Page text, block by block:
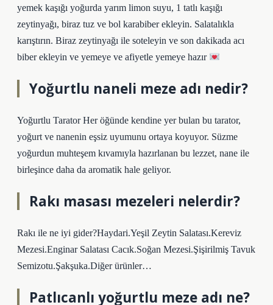
yemek kaşığı yoğurda yarım limon suyu, 1 tatlı kaşığı
zeytinyağı, biraz tuz ve bol karabiber ekleyin. Salatalıkla
karıştırın. Biraz zeytinyağı ile soteleyin ve son dakikada acı
biber ekleyin ve yemeye ve afiyetle yemeye hazır
Yoğurtlu naneli meze adı nedir?
Yoğurtlu Tarator Her öğünde kendine yer bulan bu tarator,
yoğurt ve nanenin eşsiz uyumunu ortaya koyuyor. Süzme
yoğurdun muhteşem kıvamıyla hazırlanan bu lezzet, nane ile
birleşince daha da aromatik hale geliyor.
Rakı masası mezeleri nelerdir?
Rakı ile ne iyi gider?Haydari.Yeşil Zeytin Salatası.Kereviz
Mezesi.Enginar Salatası Cacık.Soğan Mezesi.Şişirilmiş Tavuk
Semizotu.Şakşuka.Diğer ürünler…
Patlıcanlı yoğurtlu meze adı ne?